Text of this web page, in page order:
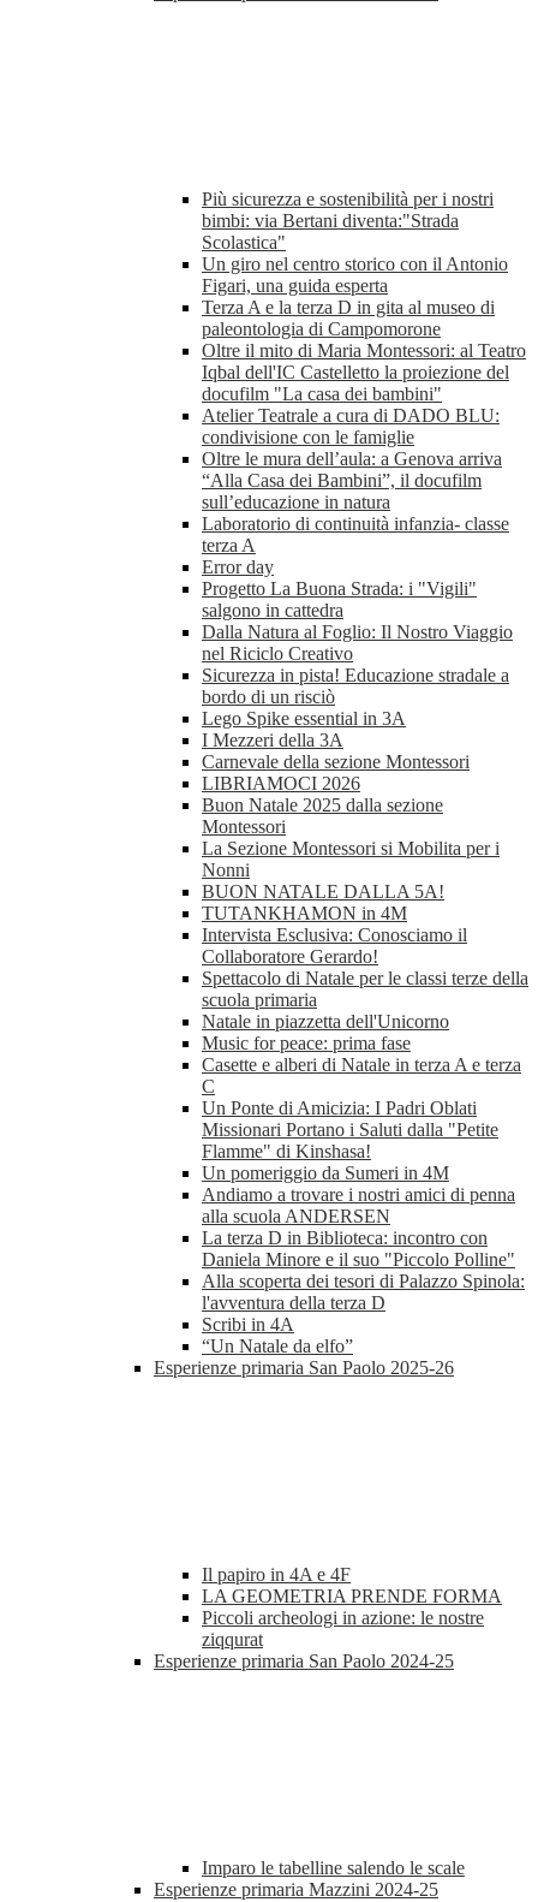
Più sicurezza e sostenibilità per i nostri
bimbi: via Bertani diventa:"Strada
Scolastica"
Un giro nel centro storico con il Antonio
Figari, una guida esperta
Terza A e la terza D in gita al museo di
paleontologia di Campomorone
Oltre il mito di Maria Montessori: al Teatro
Iqbal dell'IC Castelletto la proiezione del
docufilm "La casa dei bambini"
Atelier Teatrale a cura di DADO BLU:
condivisione con le famiglie
Oltre le mura dell’aula: a Genova arriva
“Alla Casa dei Bambini”, il docufilm
sull’educazione in natura
Laboratorio di continuità infanzia- classe
terza A
Error day
Progetto La Buona Strada: i "Vigili"
salgono in cattedra
Dalla Natura al Foglio: Il Nostro Viaggio
nel Riciclo Creativo
Sicurezza in pista! Educazione stradale a
bordo di un risciò
Lego Spike essential in 3A
I Mezzeri della 3A
Carnevale della sezione Montessori
LIBRIAMOCI 2026
Buon Natale 2025 dalla sezione
Montessori
La Sezione Montessori si Mobilita per i
Nonni
BUON NATALE DALLA 5A!
TUTANKHAMON in 4M
Intervista Esclusiva: Conosciamo il
Collaboratore Gerardo!
Spettacolo di Natale per le classi terze della
scuola primaria
Natale in piazzetta dell'Unicorno
Music for peace: prima fase
Casette e alberi di Natale in terza A e terza
C
Un Ponte di Amicizia: I Padri Oblati
Missionari Portano i Saluti dalla "Petite
Flamme" di Kinshasa!
Un pomeriggio da Sumeri in 4M
Andiamo a trovare i nostri amici di penna
alla scuola ANDERSEN
La terza D in Biblioteca: incontro con
Daniela Minore e il suo "Piccolo Polline"
Alla scoperta dei tesori di Palazzo Spinola:
l'avventura della terza D
Scribi in 4A
“Un Natale da elfo”
Esperienze primaria San Paolo 2025-26
Il papiro in 4A e 4F
LA GEOMETRIA PRENDE FORMA
Piccoli archeologi in azione: le nostre
ziqqurat
Esperienze primaria San Paolo 2024-25
Imparo le tabelline salendo le scale
Esperienze primaria Mazzini 2024-25